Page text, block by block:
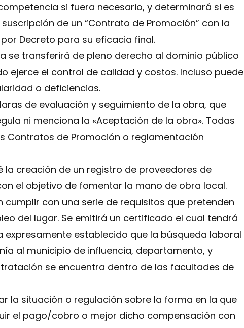
si fuera necesario, y determinará si es
de un “Contrato de Promoción” con la
Decreto para su eficacia final.
se transferirá de pleno derecho al dominio público
ejerce el control de calidad y costos. Incluso puede
o deficiencias.
de evaluación y seguimiento de la obra, que
ni menciona la «Aceptación de la obra». Todas
Contratos de Promoción o reglamentación
la creación de un registro de proveedores de
el objetivo de fomentar la mano de obra local.
con una serie de requisitos que pretenden
del lugar. Se emitirá un certificado el cual tendrá
establecido que la búsqueda laboral
al municipio de influencia, departamento, y
se encuentra dentro de las facultades de
la situación o regulación sobre la forma en la que
el pago/cobro o mejor dicho compensación con